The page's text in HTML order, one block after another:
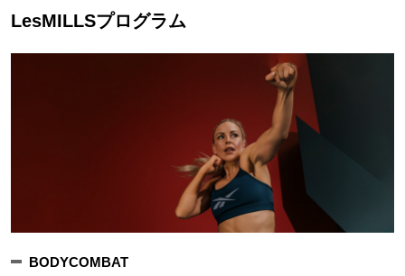
LesMILLSプログラム
BODYCOMBAT